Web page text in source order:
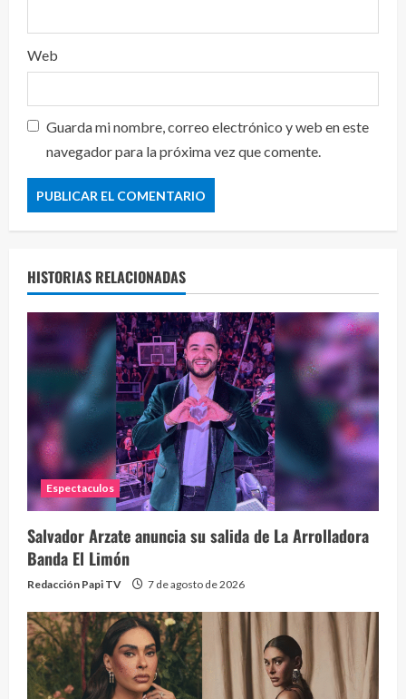
Web
Guarda mi nombre, correo electrónico y web en este
navegador para la próxima vez que comente.
HISTORIAS RELACIONADAS
Espectaculos
Salvador Arzate anuncia su salida de La Arrolladora
Banda El Limón
Redacción Papi TV 7 de agosto de 2026